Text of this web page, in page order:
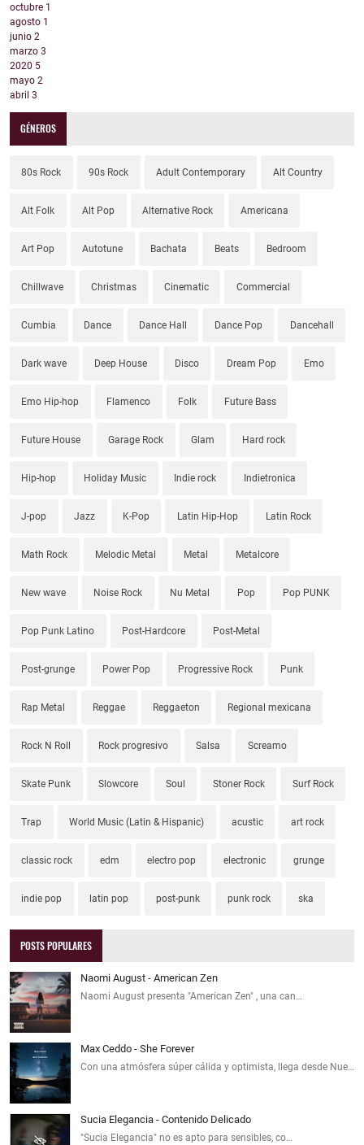
octubre 1
agosto 1
junio 2
marzo 3
2020 5
mayo 2
abril 3
GÉNEROS
80s Rock 90s Rock Adult Contemporary Alt Country
Alt Folk Alt Pop Alternative Rock Americana
Art Pop Autotune Bachata Beats Bedroom
Chillwave Christmas Cinematic Commercial
Cumbia Dance Dance Hall Dance Pop Dancehall
Dark wave Deep House Disco Dream Pop Emo
Emo Hip-hop Flamenco Folk Future Bass
Future House Garage Rock Glam Hard rock
Hip-hop Holiday Music Indie rock Indietronica
J-pop Jazz K-Pop Latin Hip-Hop Latin Rock
Math Rock Melodic Metal Metal Metalcore
New wave Noise Rock Nu Metal Pop Pop PUNK
Pop Punk Latino Post-Hardcore Post-Metal
Post-grunge Power Pop Progressive Rock Punk
Rap Metal Reggae Reggaeton Regional mexicana
Rock N Roll Rock progresivo Salsa Screamo
Skate Punk Slowcore Soul Stoner Rock Surf Rock
Trap World Music (Latin & Hispanic) acustic art rock
classic rock edm electro pop electronic grunge
indie pop latin pop post-punk punk rock ska
POSTS POPULARES
Naomi August - American Zen
Naomi August presenta "American Zen" , una can…
Max Ceddo - She Forever
Con una atmósfera súper cálida y optimista, llega desde Nue…
Sucia Elegancia - Contenido Delicado
"Sucia Elegancia" no es apto para sensibles, co…